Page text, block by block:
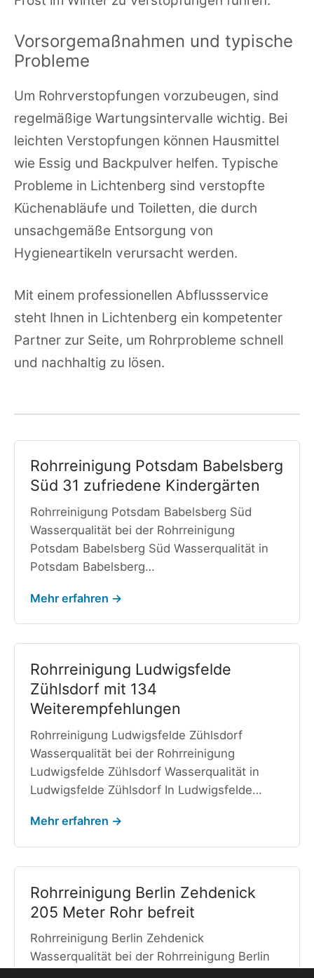
Vorsorgemaßnahmen und typische
Probleme
Um Rohrverstopfungen vorzubeugen, sind
regelmäßige Wartungsintervalle wichtig. Bei
leichten Verstopfungen können Hausmittel
wie Essig und Backpulver helfen. Typische
Probleme in Lichtenberg sind verstopfte
Küchenabläufe und Toiletten, die durch
unsachgemäße Entsorgung von
Hygieneartikeln verursacht werden.
Mit einem professionellen Abflussservice
steht Ihnen in Lichtenberg ein kompetenter
Partner zur Seite, um Rohrprobleme schnell
und nachhaltig zu lösen.
Rohrreinigung Potsdam Babelsberg
Süd 31 zufriedene Kindergärten
Rohrreinigung Potsdam Babelsberg Süd
Wasserqualität bei der Rohrreinigung
Potsdam Babelsberg Süd Wasserqualität in
Potsdam Babelsberg…
Mehr erfahren →
Rohrreinigung Ludwigsfelde
Zühlsdorf mit 134
Weiterempfehlungen
Rohrreinigung Ludwigsfelde Zühlsdorf
Wasserqualität bei der Rohrreinigung
Ludwigsfelde Zühlsdorf Wasserqualität in
Ludwigsfelde Zühlsdorf In Ludwigsfelde…
Mehr erfahren →
Rohrreinigung Berlin Zehdenick
205 Meter Rohr befreit
Rohrreinigung Berlin Zehdenick
Wasserqualität bei der Rohrreinigung Berlin